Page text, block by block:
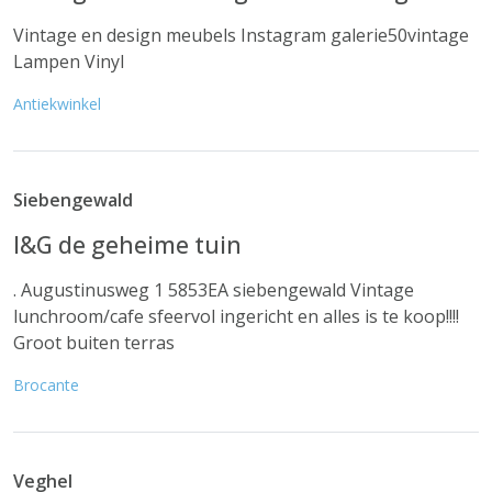
Vintage en design meubels Instagram galerie50vintage
Lampen Vinyl
Antiekwinkel
Siebengewald
I&G de geheime tuin
. Augustinusweg 1 5853EA siebengewald Vintage
lunchroom/cafe sfeervol ingericht en alles is te koop!!!!
Groot buiten terras
Brocante
Veghel